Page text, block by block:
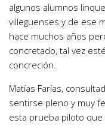
algunos alumnos
villeguenses y de ese
hace muchos años
concretado, tal vez
concreción.
Matías Farías,
sentirse pleno y muy
esta prueba piloto